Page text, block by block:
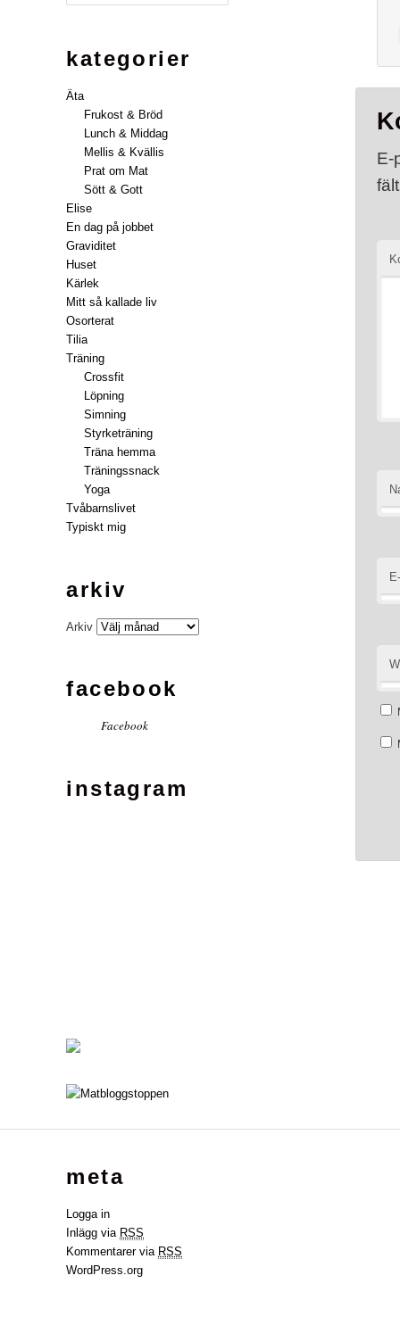
E-
kategorier
Äta
Frukost & Bröd
Lunch & Middag
Mellis & Kvällis
Prat om Mat
Sött & Gott
Elise
En dag på jobbet
Graviditet
Huset
Kärlek
Mitt så kallade liv
Osorterat
Tilia
Träning
Crossfit
Löpning
Simning
Styrketräning
Träna hemma
Träningssnack
Yoga
Tvåbarnslivet
Typiskt mig
arkiv
Arkiv
facebook
Facebook
instagram
meta
Logga in
Inlägg via RSS
Kommentarer via RSS
WordPress.org